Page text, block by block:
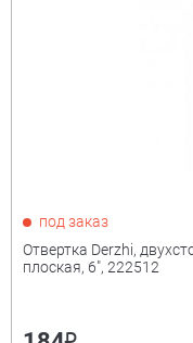
под заказ
Отвертка Derzhi,
плоская, 6", 222512